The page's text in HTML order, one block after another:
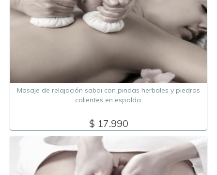
Masaje de relajación sabai con pindas herbales y piedras
calientes en espalda.
$ 17.990